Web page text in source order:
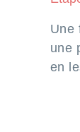
Une
une
en